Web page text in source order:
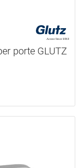
porte GLUTZ